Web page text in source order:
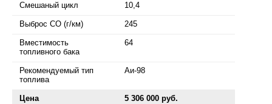
Смешаный цикл 10,4
Выброс СО (г/км) 245
Вместимость
топливного бака
64
Рекомендуемый тип
топлива
Аи-98
Цена 5 306 000 руб.